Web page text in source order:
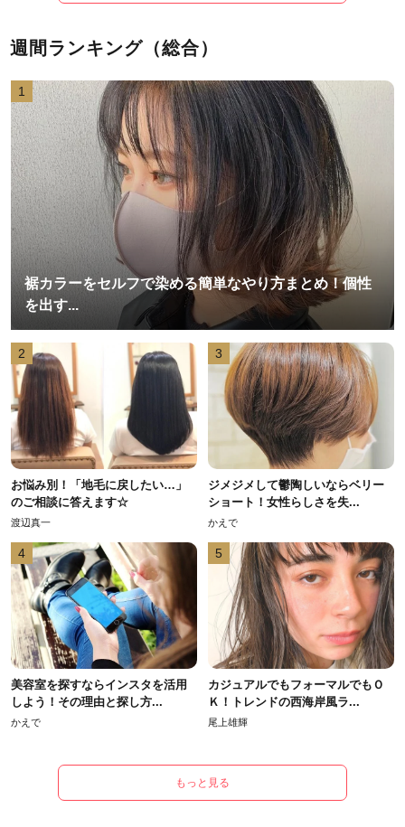
週間ランキング（総合）
1
裾カラーをセルフで染める簡単なやり方まとめ！個性
を出す...
2
お悩み別！「地毛に戻したい…」
のご相談に答えます☆
渡辺真一
3
ジメジメして鬱陶しいならベリー
ショート！女性らしさを失...
かえで
4
美容室を探すならインスタを活用
しよう！その理由と探し方...
かえで
5
カジュアルでもフォーマルでもＯ
Ｋ！トレンドの西海岸風ラ...
尾上雄輝
もっと見る